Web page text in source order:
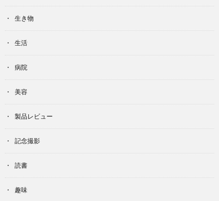
生き物
生活
病院
美容
製品レビュー
記念撮影
読書
趣味